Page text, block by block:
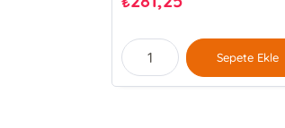
Sepete Ekle